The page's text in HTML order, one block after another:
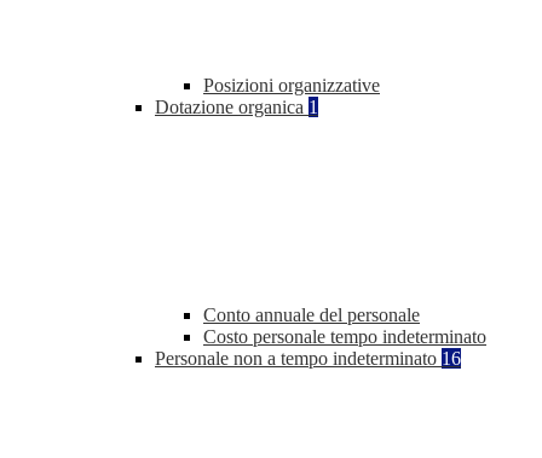
Posizioni organizzative
Dotazione organica 1
Conto annuale del personale
Costo personale tempo indeterminato
Personale non a tempo indeterminato 16